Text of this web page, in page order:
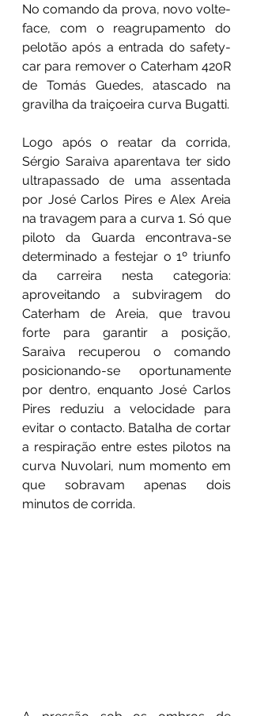
No comando da prova, novo volte-
face, com o reagrupamento do
pelotão após a entrada do safety-
car para remover o Caterham 420R
de Tomás Guedes, atascado na
gravilha da traiçoeira curva Bugatti.
Logo após o reatar da corrida,
Sérgio Saraiva aparentava ter sido
ultrapassado de uma assentada
por José Carlos Pires e Alex Areia
na travagem para a curva 1. Só que
piloto da Guarda encontrava-se
determinado a festejar o 1º triunfo
da carreira nesta categoria:
aproveitando a subviragem do
Caterham de Areia, que travou
forte para garantir a posição,
Saraiva recuperou o comando
posicionando-se oportunamente
por dentro, enquanto José Carlos
Pires reduziu a velocidade para
evitar o contacto. Batalha de cortar
a respiração entre estes pilotos na
curva Nuvolari, num momento em
que sobravam apenas dois
minutos de corrida.